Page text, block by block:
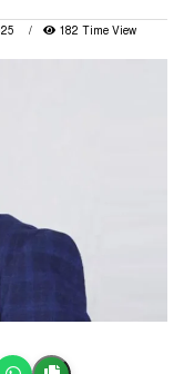
182 Time View